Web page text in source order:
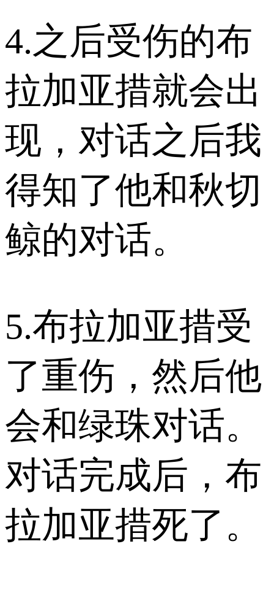
4.之后受伤的布
拉加亚措就会出
现，对话之后我
得知了他和秋切
鲸的对话。
5.布拉加亚措受
了重伤，然后他
会和绿珠对话。
对话完成后，布
拉加亚措死了。